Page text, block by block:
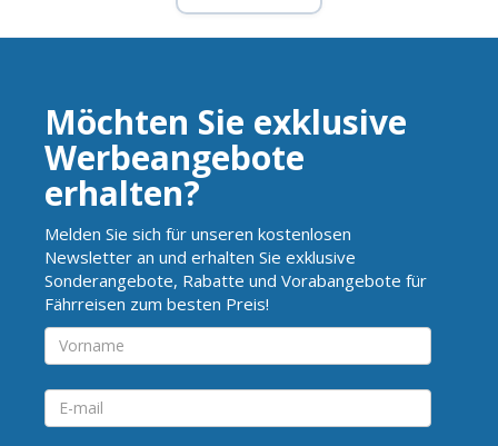
Möchten Sie exklusive
Werbeangebote
erhalten?
Melden Sie sich für unseren kostenlosen
Newsletter an und erhalten Sie exklusive
Sonderangebote, Rabatte und Vorabangebote für
Fährreisen zum besten Preis!